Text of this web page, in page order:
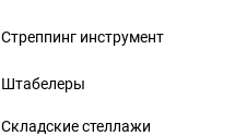
Стреппинг инструмент
Штабелеры
Складские стеллажи